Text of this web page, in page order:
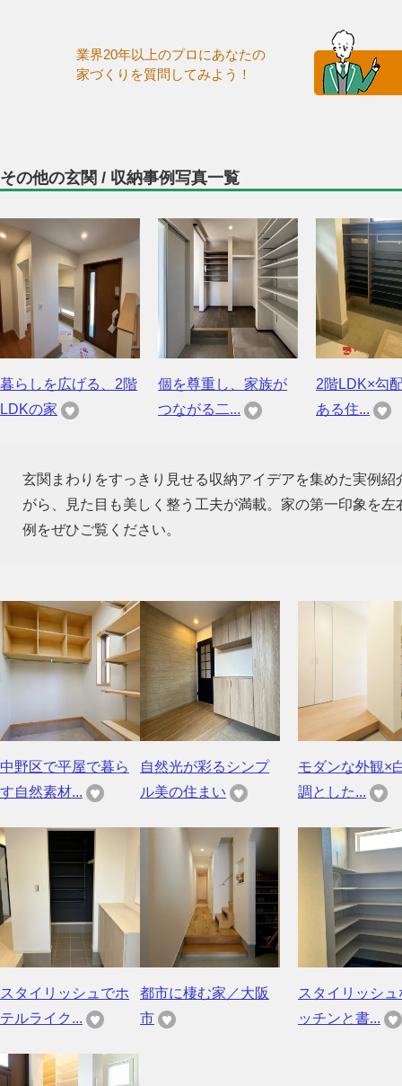
業界20年以上のプロにあなたの
家づくりを質問してみよう！
その他の玄関 / 収納事例写真一覧
暮らしを広げる、2階
LDKの家
個を尊重し、家族が
つながる二...
2階LDK×勾
ある住...
玄関まわりをすっきり見せる収納アイデアを集めた実例
がら、見た目も美しく整う工夫が満載。家の第一印象を
例をぜひご覧ください。
中野区で平屋で暮ら
す自然素材...
自然光が彩るシンプ
ル美の住まい
モダンな外観×
調とした...
スタイリッシュでホ
テルライク...
都市に棲む家／大阪
市
スタイリッシュ
ッチンと書...